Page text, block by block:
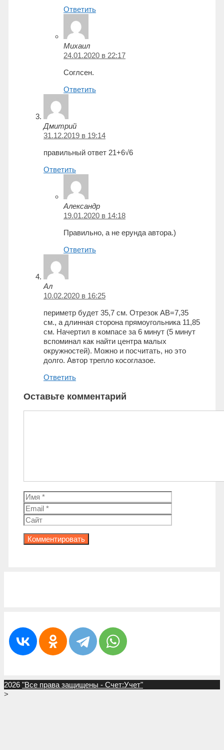
Ответить
Михаил
24.01.2020 в 22:17
Соглсен.
Ответить
Дмитрий
31.12.2019 в 19:14
правильный ответ 21+6√6
Ответить
Александр
19.01.2020 в 14:18
Правильно, а не ерунда автора.)
Ответить
Ал
10.02.2020 в 16:25
периметр будет 35,7 см. Отрезок АВ=7,35
см., а длинная сторона прямоугольника 11,85
см. Начертил в компасе за 6 минут (5 минут
вспоминал как найти центра малых
окружностей). Можно и посчитать, но это
долго. Автор трепло косоглазое.
Ответить
Оставьте комментарий
Имя
2026 "Все права защищены - Счет:Учет"
>